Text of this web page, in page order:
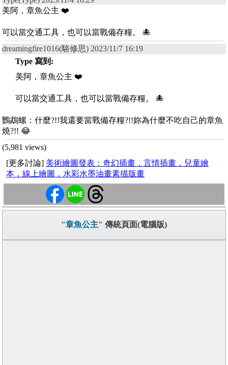
美阿，章魚公主 ❤️
可以當交通工具，也可以當戰備存糧。 🐙
dreamingfire1016(駱修思) 2023/11/7 16:19
Type 寫到:
美阿，章魚公主 ❤️
可以當交通工具，也可以當戰備存糧。 🐙
鸚鵡螺：什麼?!!我還要當戰備存糧?!!妳為什麼不吃自己的章魚
燒?!! 😂
(5,981 views)
[更多討論] 美術繪圖發表：奇幻插畫，言情插畫，兒童繪
本，線上繪圖，水彩水墨油畫素描版畫
"章魚公主" 傳統頁面(電腦版)